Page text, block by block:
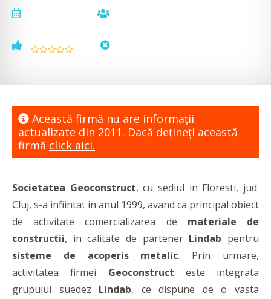
Această firmă nu are informaţii
actualizate din 2011. Dacă dețineți această
firmă click aici.
Societatea Geoconstruct, cu sediul in Floresti, jud.
Cluj, s-a infiintat in anul 1999, avand ca principal obiect
de activitate comercializarea de materiale de
constructii, in calitate de partenerLindab pentru
sisteme de acoperis metalic. Prin urmare,
activitatea firmei Geoconstruct este integrata
grupului suedez Lindab, ce dispune de o vasta